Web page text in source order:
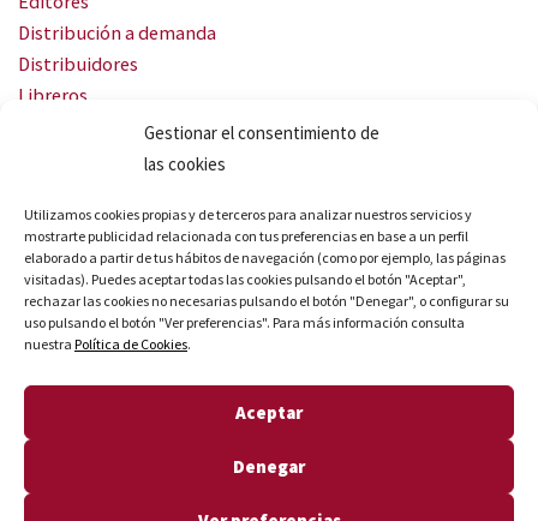
Gestionar el consentimiento de
las cookies
Utilizamos cookies propias y de terceros para analizar nuestros servicios y
mostrarte publicidad relacionada con tus preferencias en base a un perfil
elaborado a partir de tus hábitos de navegación (como por ejemplo, las páginas
visitadas). Puedes aceptar todas las cookies pulsando el botón "Aceptar",
rechazar las cookies no necesarias pulsando el botón "Denegar", o configurar su
uso pulsando el botón "Ver preferencias". Para más información consulta
nuestra Política de Cookies.
Aceptar
Denegar
Distribución a demanda
Distribuidores
Libreros
Servicio Landingweb
Crea tu audiobook
Aviso legal
Política de cookies
Declaración de accesibilidad